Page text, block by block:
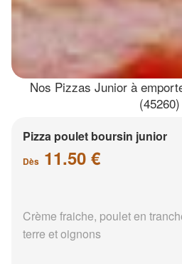
Nos Pizzas Junior à
(45260)
Pizza poulet boursin junior
Dès 11.50 €
Crème fraiche, poulet en
terre et oignons